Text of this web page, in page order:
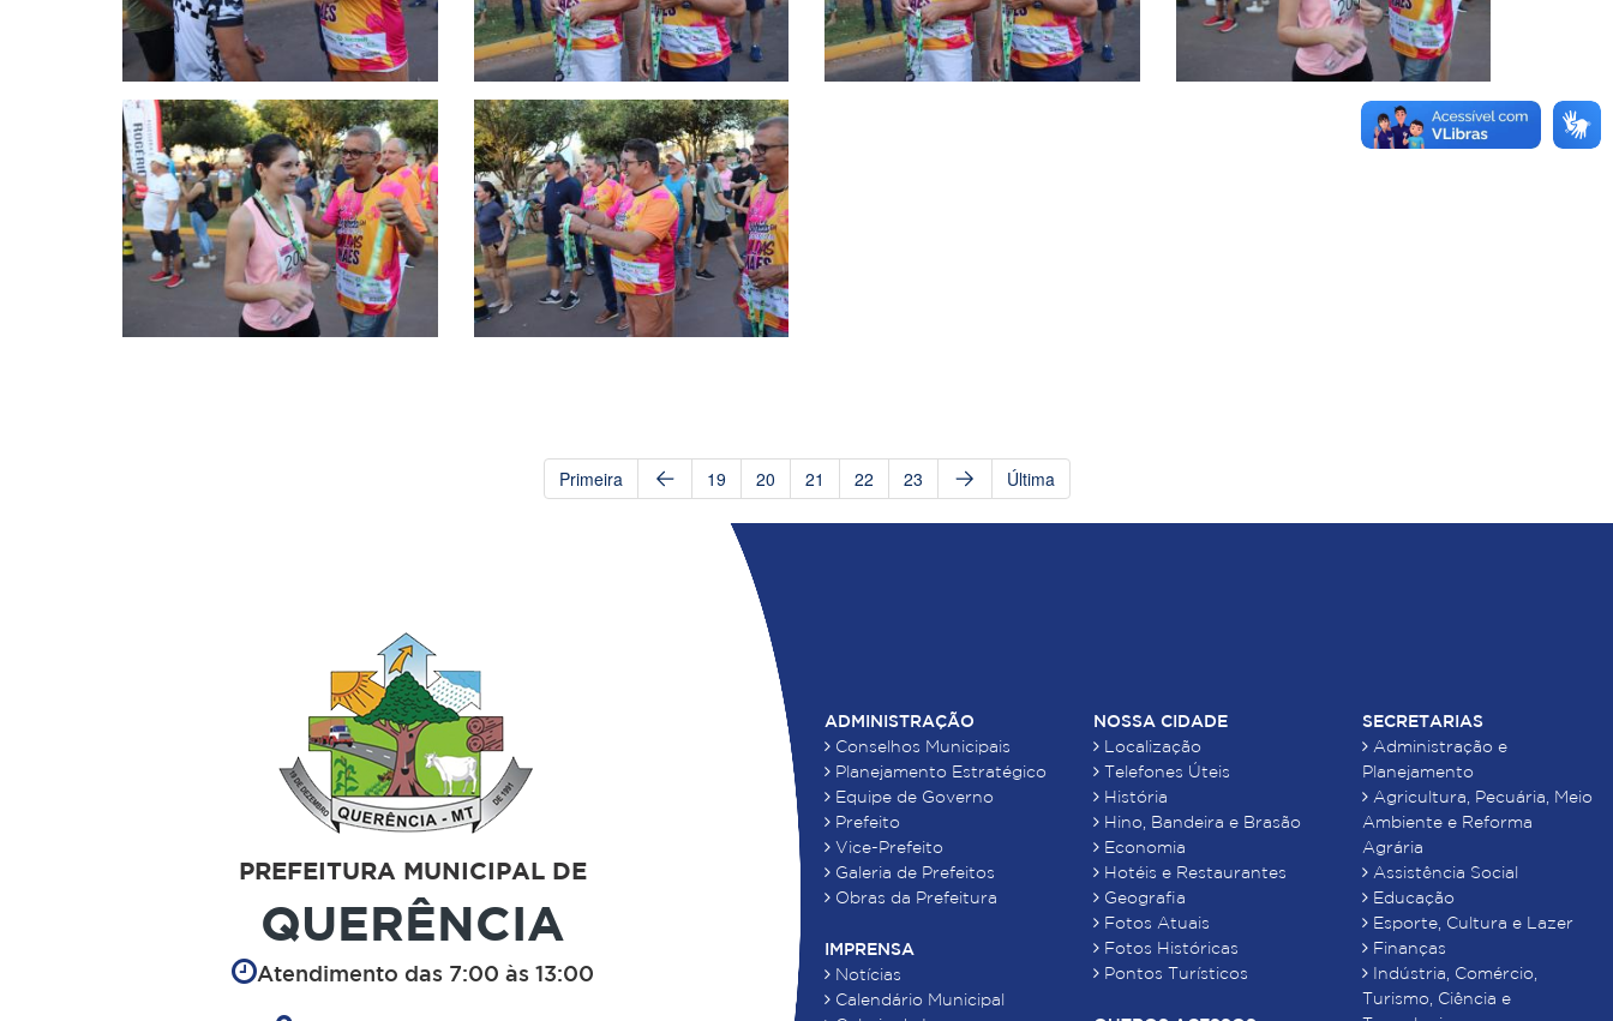
Primeira 19 20 21 22 23 Última
PREFEITURA MUNICIPAL DE
QUERÊNCIA
Atendimento das 7:00 às 13:00
ADMINISTRAÇÃO
Conselhos Municipais
Planejamento Estratégico
Equipe de Governo
Prefeito
Vice-Prefeito
Galeria de Prefeitos
Obras da Prefeitura
IMPRENSA
Notícias
Calendário Municipal
NOSSA CIDADE
Localização
Telefones Úteis
História
Hino, Bandeira e Brasão
Economia
Hotéis e Restaurantes
Geografia
Fotos Atuais
Fotos Históricas
Pontos Turísticos
SECRETARIAS
Administração e
Planejamento
Agricultura, Pecuária, Meio
Ambiente e Reforma
Agrária
Assistência Social
Educação
Esporte, Cultura e Lazer
Finanças
Indústria, Comércio,
Turismo, Ciência e